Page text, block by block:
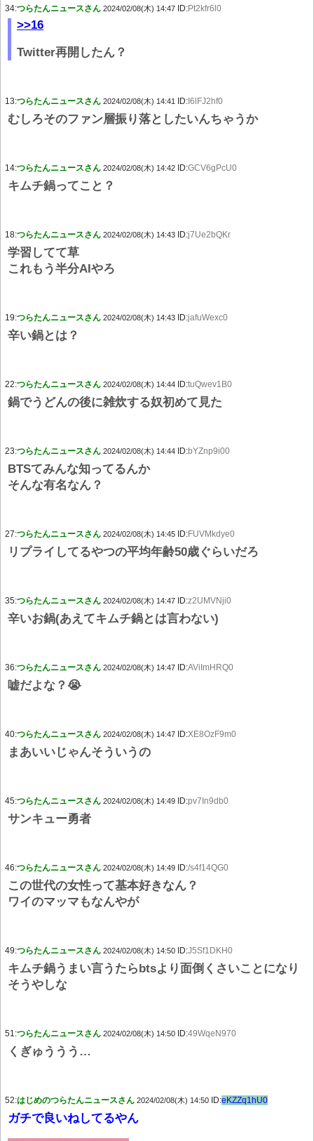
34:つらたんニュースさん 2024/02/08(木) 14:47 ID:Pt2kfr6l0
>>16
Twitter再開したん？
13:つらたんニュースさん 2024/02/08(木) 14:41 ID: I6lFJ2hf0
むしろそのファン層振り落としたいんちゃうか
14:つらたんニュースさん 2024/02/08(木) 14:42 ID:GCV6gPcU0
キムチ鍋ってこと？
18:つらたんニュースさん 2024/02/08(木) 14:43 ID:j7Ue2bQKr
学習してて草
これもう半分AIやろ
19:つらたんニュースさん 2024/02/08(木) 14:43 ID:jafuWexc0
辛い鍋とは？
22:つらたんニュースさん 2024/02/08(木) 14:44 ID:tuQwev1B0
鍋でうどんの後に雑炊する奴初めて見た
23:つらたんニュースさん 2024/02/08(木) 14:44 ID:bYZnp9i00
BTSてみんな知ってるんか
そんな有名なん？
27:つらたんニュースさん 2024/02/08(木) 14:45 ID:FUVMkdye0
リプライしてるやつの平均年齢50歳ぐらいだろ
35:つらたんニュースさん 2024/02/08(木) 14:47 ID:z2UMVNji0
辛いお鍋(あえてキムチ鍋とは言わない)
36:つらたんニュースさん 2024/02/08(木) 14:47 ID:AViImHRQ0
嘘だよな？😭
40:つらたんニュースさん 2024/02/08(木) 14:47 ID:XE8OzF9m0
まあいいじゃんそういうの
45:つらたんニュースさん 2024/02/08(木) 14:49 ID:pv7In9db0
サンキュー勇者
46:つらたんニュースさん 2024/02/08(木) 14:49 ID:/s4f14QG0
この世代の女性って基本好きなん？
ワイのマッマもなんやが
49:つらたんニュースさん 2024/02/08(木) 14:50 ID:J5Sf1DKH0
キムチ鍋うまい言うたらbtsより面倒くさいことになり
そうやしな
51:つらたんニュースさん 2024/02/08(木) 14:50 ID:49WqeN970
くぎゅううう…
52:はじめのつらたんニュースさん 2024/02/08(木) 14:50 ID:eKZZq1hU0
ガチで良いねしてるやん